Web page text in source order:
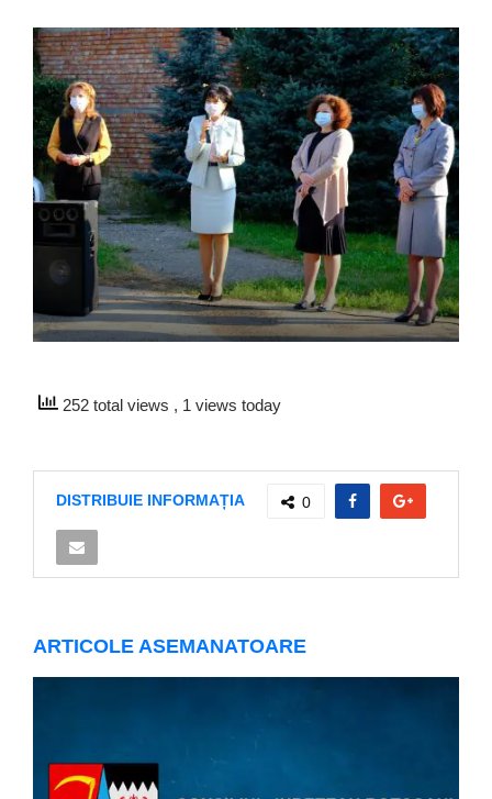
252 total views , 1 views today
DISTRIBUIE INFORMAȚIA 0
ARTICOLE ASEMANATOARE